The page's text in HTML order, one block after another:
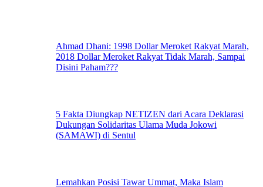
Ahmad Dhani: 1998 Dollar Meroket Rakyat Marah,
2018 Dollar Meroket Rakyat Tidak Marah, Sampai
Disini Paham???
5 Fakta Diungkap NETIZEN dari Acara Deklarasi
Dukungan Solidaritas Ulama Muda Jokowi
(SAMAWI) di Sentul
Lemahkan Posisi Tawar Ummat, Maka Islam